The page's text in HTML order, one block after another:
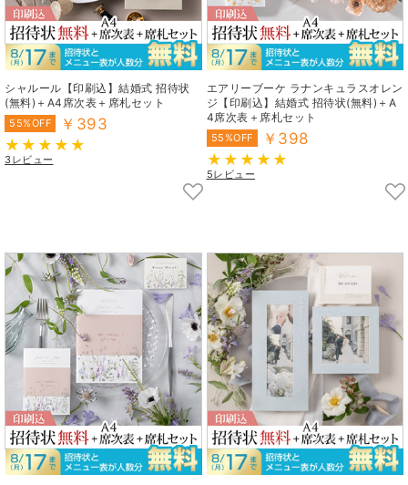
シャルール【印刷込】結婚式 招待状
(無料)＋A4席次表＋席札セット
55%OFF ￥393
3レビュー
エアリーブーケ ラナンキュラスオレン
ジ【印刷込】結婚式 招待状(無料)＋A
4席次表＋席札セット
55%OFF ￥398
5レビュー